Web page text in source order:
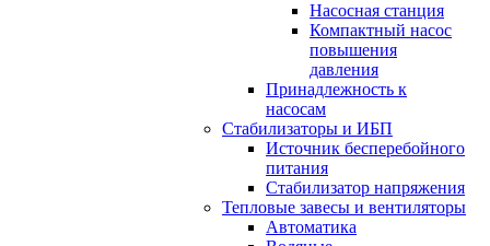
Насосная станция
Компактный насос
повышения
давления
Принадлежность к
насосам
Стабилизаторы и ИБП
Источник бесперебойного
питания
Стабилизатор напряжения
Тепловые завесы и вентиляторы
Автоматика